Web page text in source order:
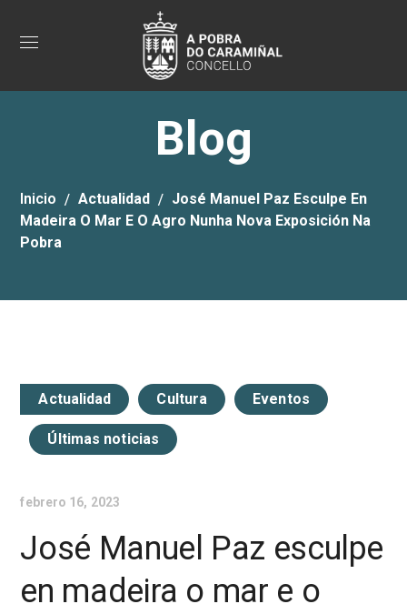
Blog
Inicio Actualidad
José Manuel Paz Esculpe En
Madeira O Mar E O Agro Nunha Nova Exposición Na
Pobra
Actualidad Cultura Eventos
Últimas noticias
febrero 16, 2023
José Manuel Paz esculpe
en madeira o mar e o